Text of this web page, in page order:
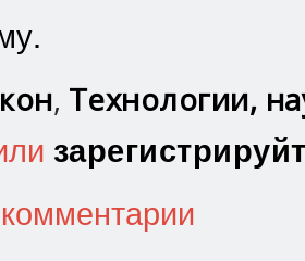
, Технологии,